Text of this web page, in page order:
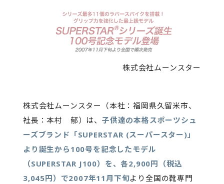
株式会社ムーンスター
株式会社ムーンスター（本社：福岡県久留米市、
社長：本村 郁）は、 子供達の本格スポーツシュ
ーズブランド「SUPERSTAR (スーパースター)」
より誕生から100号を記念したモデル
（SUPERSTAR J100）を、各2,900円（税込
3,045円）で2007年11月下旬より全国の靴専門